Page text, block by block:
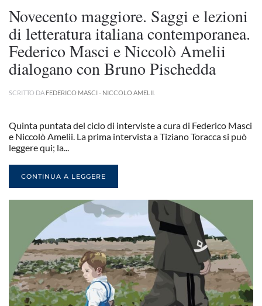
Novecento maggiore. Saggi e lezioni
di letteratura italiana contemporanea.
Federico Masci e Niccolò Amelii
dialogano con Bruno Pischedda
SCRITTO DA FEDERICO MASCI - NICCOLO AMELII
Quinta puntata del ciclo di interviste a cura di Federico Masci
e Niccolò Amelii. La prima intervista a Tiziano Toracca si può
leggere qui; la...
CONTINUA A LEGGERE